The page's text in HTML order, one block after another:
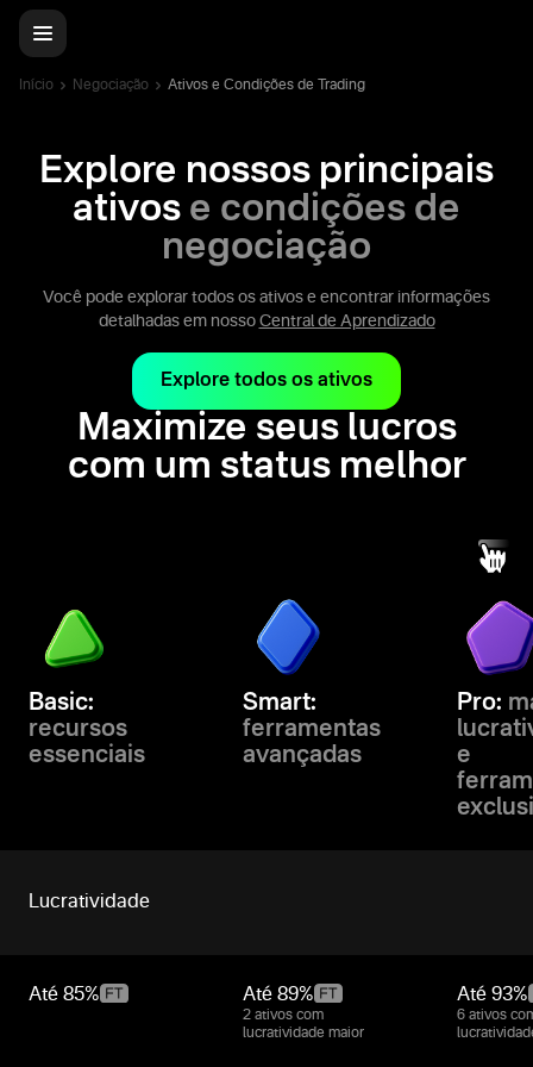
Início Negociação Ativos e Condições de Trading
Explore nossos principais
ativos e condições de
negociação
Você pode explorar todos os ativos e encontrar informações
detalhadas em nosso Central de Aprendizado
Explore todos os ativos
Maximize seus lucros
com um status melhor
Basic:
recursos
essenciais
Smart:
ferramentas
avançadas
Pro:
e
Lucratividade
Até 85% Até 89%
2 ativos com
lucratividade maior
Até 93%
6 ativos